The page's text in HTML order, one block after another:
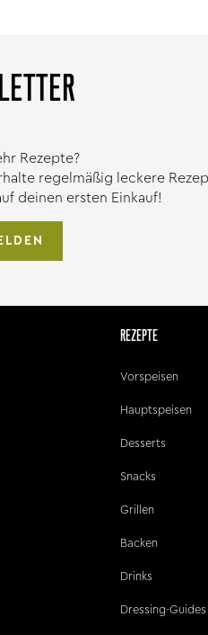
Rezepte?
regelmäßig leckere
deinen ersten Einkauf!
REZEPTE
Vorspeisen
Hauptspeisen
Desserts
Snacks
Grillen
Backen
Drinks
Dressing-Guides